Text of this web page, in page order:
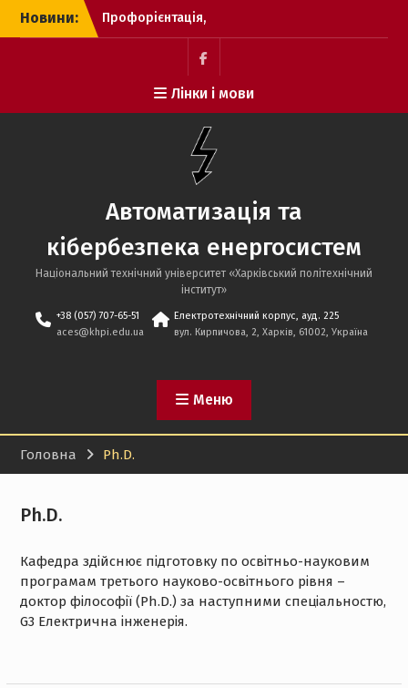
Перейти
Новини:
Профорієнтація,
2025.09.12, Височанський
Профорієнтація,
2025.01.12, ХЛ №95
Профорієнтаційний захід
із “Відокремлений
структурний підрозділ
політехнічний фаховий
коледж НТУ «ХПІ»
Пункт
меню
Лінки і мови
Автоматизація та
кібербезпека енергосистем
Національний технічний університет «Харківський політехнічний
iнститут»
+38 (057) 707-65-51
aces@khpi.edu.ua
Електротехнічний корпус, ауд. 225
вул. Кирпичова, 2, Харків, 61002, Україна
Меню
Головна Ph.D.
Ph.D.
Кафедра здійснює підготовку по освітньо-науковим
програмам третього науково-освітнього рівня –
доктор філософії (Ph.D.) за наступними спеціальностю,
G3 Електрична інженерія.